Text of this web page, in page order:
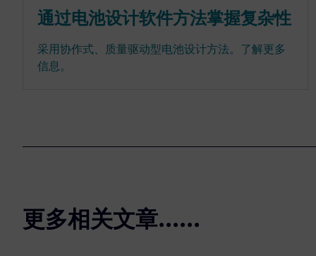
通过电池设计软件方法掌握复杂性
采用协作式、质量驱动型电池设计方法。了解更多
信息。
更多相关文章......